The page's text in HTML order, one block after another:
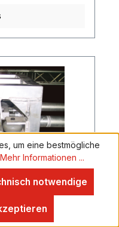
um eine bestmögliche
Mehr Informationen ...
notwendige